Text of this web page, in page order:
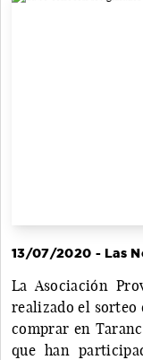
13/07/2020 - Las
La Asociación
realizado el sorteo
comprar en
que han